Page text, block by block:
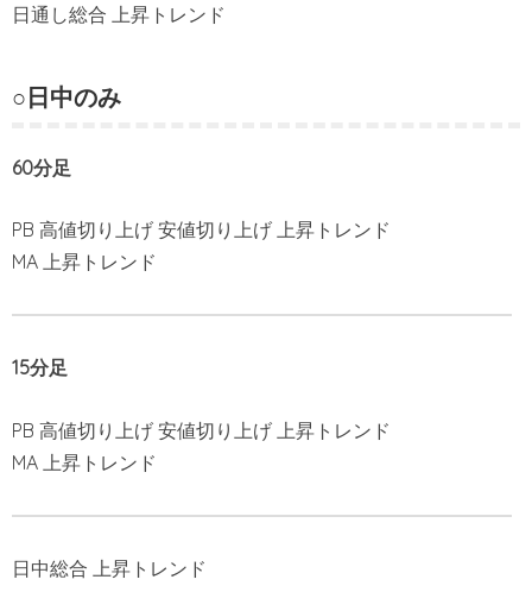
日通し総合 上昇トレンド
○日中のみ
60分足
PB 高値切り上げ 安値切り上げ 上昇トレンド
MA 上昇トレンド
15分足
PB 高値切り上げ 安値切り上げ 上昇トレンド
MA 上昇トレンド
日中総合 上昇トレンド